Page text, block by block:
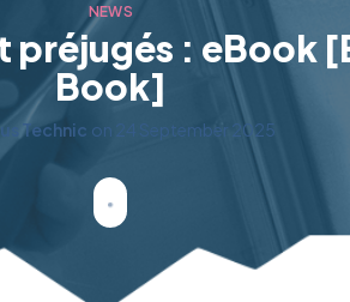
NEWS
préjugés : eBook
Book]
Technic on 24 September 2025